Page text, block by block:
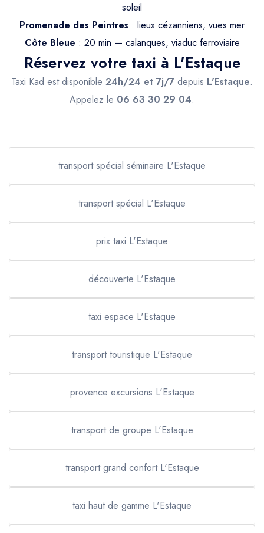
soleil
Promenade des Peintres : lieux cézanniens, vues mer
Côte Bleue : 20 min — calanques, viaduc ferroviaire
Réservez votre taxi à L'Estaque
Taxi Kad est disponible 24h/24 et 7j/7 depuis L'Estaque.
Appelez le 06 63 30 29 04.
transport spécial séminaire L'Estaque
transport spécial L'Estaque
prix taxi L'Estaque
découverte L'Estaque
taxi espace L'Estaque
transport touristique L'Estaque
provence excursions L'Estaque
transport de groupe L'Estaque
transport grand confort L'Estaque
taxi haut de gamme L'Estaque